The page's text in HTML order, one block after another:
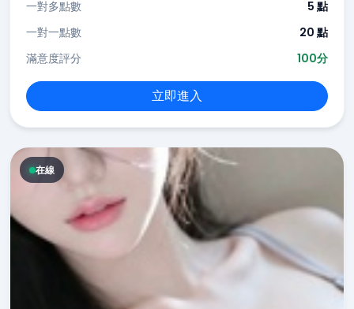
一對多點數
5 點
一對一點數
20 點
滿意度評分
100分
立即進入
在線